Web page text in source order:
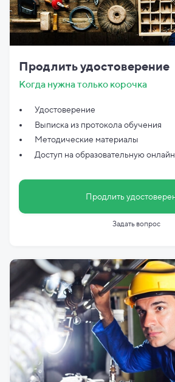
Продлить удостоверение
Когда нужна только корочка
Удостоверение
Выписка из протокола обучения
Методические материалы
Доступ на образовательную
Продлить
Задать вопрос